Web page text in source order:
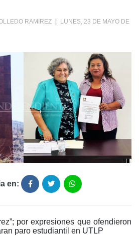
RAMIREZ
LUNES, 23 DE MAYO DE
en:
por expresiones que ofendieron
paro estudiantil en UTLP